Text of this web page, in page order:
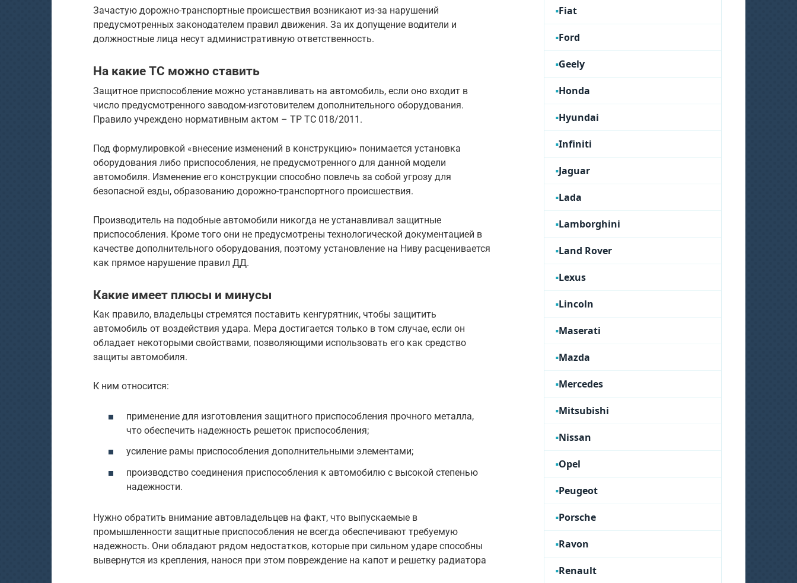
Зачастую дорожно-транспортные происшествия возникают из-за нарушений
предусмотренных законодателем правил движения. За их допущение водители и
должностные лица несут административную ответственность.
На какие ТС можно ставить
Защитное приспособление можно устанавливать на автомобиль, если оно входит в
число предусмотренного заводом-изготовителем дополнительного оборудования.
Правило учреждено нормативным актом – ТР ТС 018/2011.
Под формулировкой «внесение изменений в конструкцию» понимается установка
оборудования либо приспособления, не предусмотренного для данной модели
автомобиля. Изменение его конструкции способно повлечь за собой угрозу для
безопасной езды, образованию дорожно-транспортного происшествия.
Производитель на подобные автомобили никогда не устанавливал защитные
приспособления. Кроме того они не предусмотрены технологической документацией в
качестве дополнительного оборудования, поэтому установление на Ниву расценивается
как прямое нарушение правил ДД.
Какие имеет плюсы и минусы
Как правило, владельцы стремятся поставить кенгурятник, чтобы защитить
автомобиль от воздействия удара. Мера достигается только в том случае, если он
обладает некоторыми свойствами, позволяющими использовать его как средство
защиты автомобиля.
К ним относится:
применение для изготовления защитного приспособления прочного металла,
что обеспечить надежность решеток приспособления;
усиление рамы приспособления дополнительными элементами;
производство соединения приспособления к автомобилю с высокой степенью
надежности.
Нужно обратить внимание автовладельцев на факт, что выпускаемые в
промышленности защитные приспособления не всегда обеспечивают требуемую
надежность. Они обладают рядом недостатков, которые при сильном ударе способны
вывернутся из крепления, нанося при этом повреждение на капот и решетку радиатора
Fiat
Ford
Geely
Honda
Hyundai
Infiniti
Jaguar
Lada
Lamborghini
Land Rover
Lexus
Lincoln
Maserati
Mazda
Mercedes
Mitsubishi
Nissan
Opel
Peugeot
Porsche
Ravon
Renault